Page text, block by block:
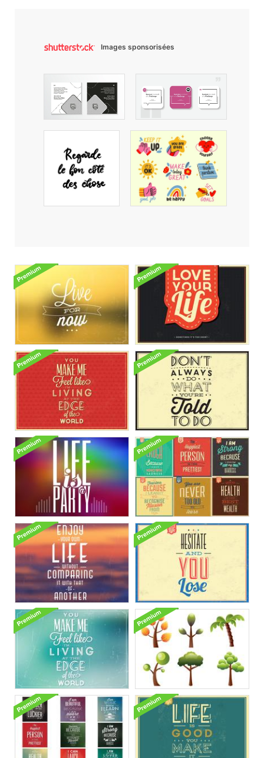
Images sponsorisées